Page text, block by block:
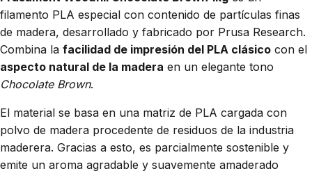
filamento PLA especial con contenido de partículas finas
de madera, desarrollado y fabricado por Prusa Research.
Combina la facilidad de impresión del PLA clásico con el
aspecto natural de la madera en un elegante tono
Chocolate Brown.
El material se basa en una matriz de PLA cargada con
polvo de madera procedente de residuos de la industria
maderera. Gracias a esto, es parcialmente sostenible y
emite un aroma agradable y suavemente amaderado